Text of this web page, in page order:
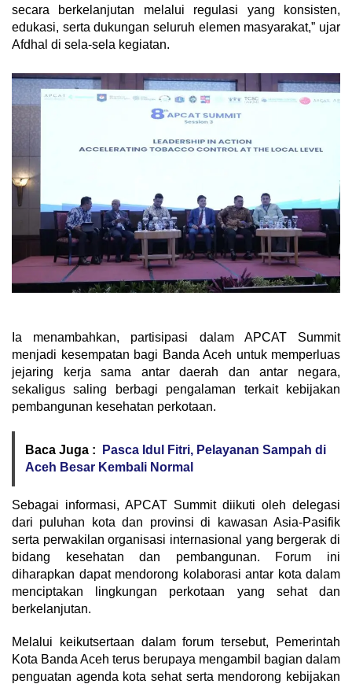
secara berkelanjutan melalui regulasi yang konsisten,
edukasi, serta dukungan seluruh elemen masyarakat,” ujar
Afdhal di sela-sela kegiatan.
Ia menambahkan, partisipasi dalam APCAT Summit
menjadi kesempatan bagi Banda Aceh untuk memperluas
jejaring kerja sama antar daerah dan antar negara,
sekaligus saling berbagi pengalaman terkait kebijakan
pembangunan kesehatan perkotaan.
Baca Juga :
Pasca Idul Fitri, Pelayanan Sampah di
Aceh Besar Kembali Normal
Sebagai informasi, APCAT Summit diikuti oleh delegasi
dari puluhan kota dan provinsi di kawasan Asia-Pasifik
serta perwakilan organisasi internasional yang bergerak di
bidang kesehatan dan pembangunan. Forum ini
diharapkan dapat mendorong kolaborasi antar kota dalam
menciptakan lingkungan perkotaan yang sehat dan
berkelanjutan.
Melalui keikutsertaan dalam forum tersebut, Pemerintah
Kota Banda Aceh terus berupaya mengambil bagian dalam
penguatan agenda kota sehat serta mendorong kebijakan